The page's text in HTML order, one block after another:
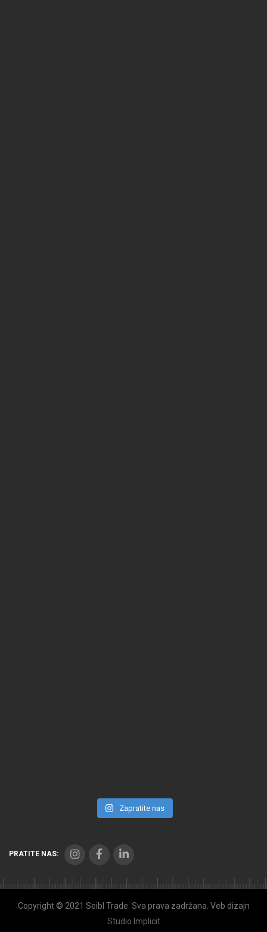
Zapratite nas
PRATITE NAS:
Copyright © 2021 Seibl Trade. Sva prava zadržana. Veb dizajn
Studio Implicit